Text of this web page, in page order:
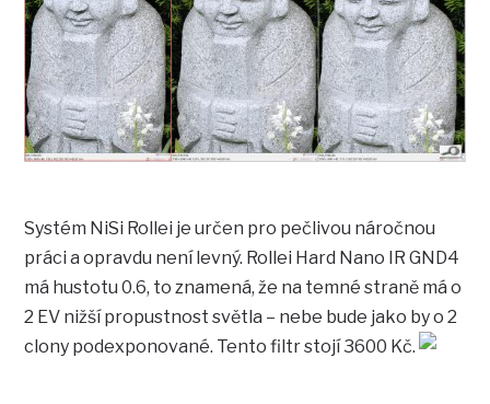
Systém NiSi Rollei je určen pro pečlivou náročnou
práci a opravdu není levný. Rollei Hard Nano IR GND4
má hustotu 0.6, to znamená, že na temné straně má o
2 EV nižší propustnost světla – nebe bude jako by o 2
clony podexponované. Tento filtr stojí 3600 Kč.